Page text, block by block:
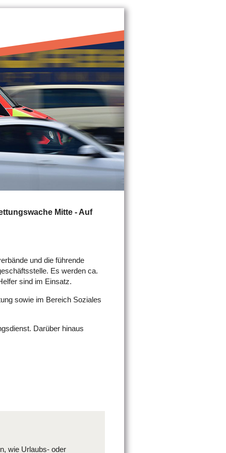
Mitte - Auf
und die führende
Es werden ca.
sind im Einsatz.
sowie im Bereich Soziales
Darüber hinaus
wie Urlaubs- oder